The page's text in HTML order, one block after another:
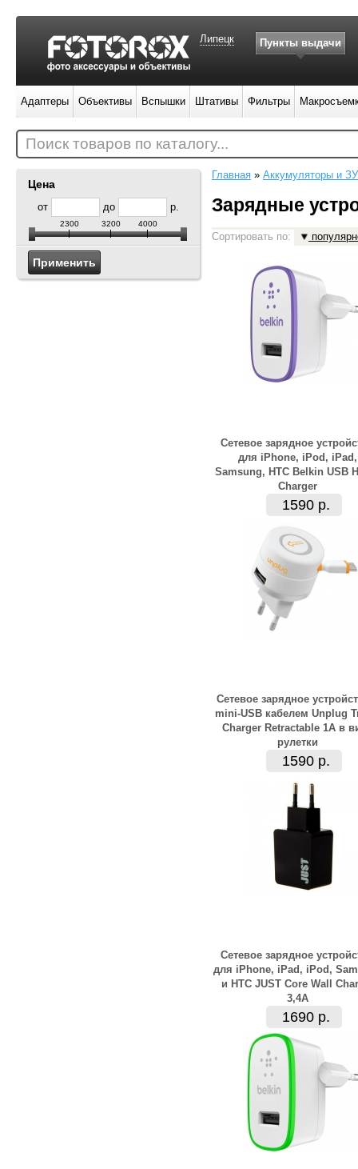
Цена
от до р.
2300 3200 4000
Главная » Аккумуляторы и ЗУ
Зарядные
Сортировать по:
Сетевое зарядное
для iPhone, iPod, iPad,
Samsung, HTC Belkin USB
Charger
1590 р.
Сетевое зарядное
mini-USB кабелем Unplug
Charger Retractable 1А в
рулетки
1590 р.
Сетевое зарядное
для iPhone, iPad, iPod,
и HTC JUST Core Wall
3,4А
1690 р.
Липецк Пункты выдачи
Адаптеры Объективы Вспышки Штативы Фильтры
Поиск товаров по каталогу...